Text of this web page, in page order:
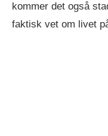
kommer det også
faktisk vet om livet